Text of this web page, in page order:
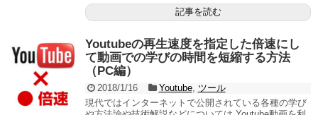
記事を読む
Youtubeの再生速度を指定した倍速にし
て動画での学びの時間を短縮する方法
（PC編）
2018/1/16 Youtube, ツール
現代ではインターネットで公開されている各種の学び